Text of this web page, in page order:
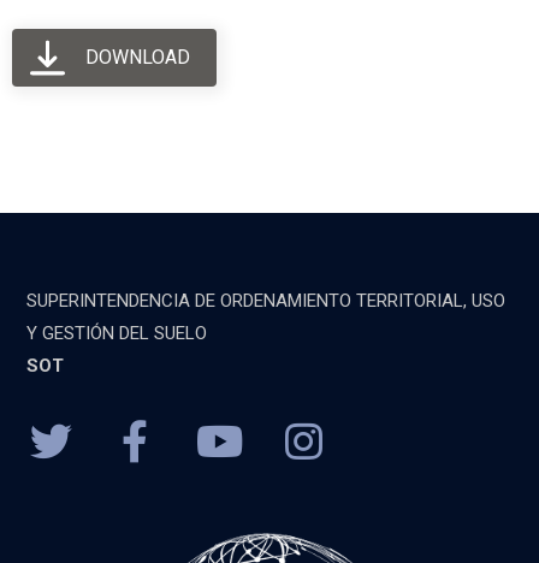
DOWNLOAD
SUPERINTENDENCIA DE ORDENAMIENTO TERRITORIAL, USO
Y GESTIÓN DEL SUELO
SOT